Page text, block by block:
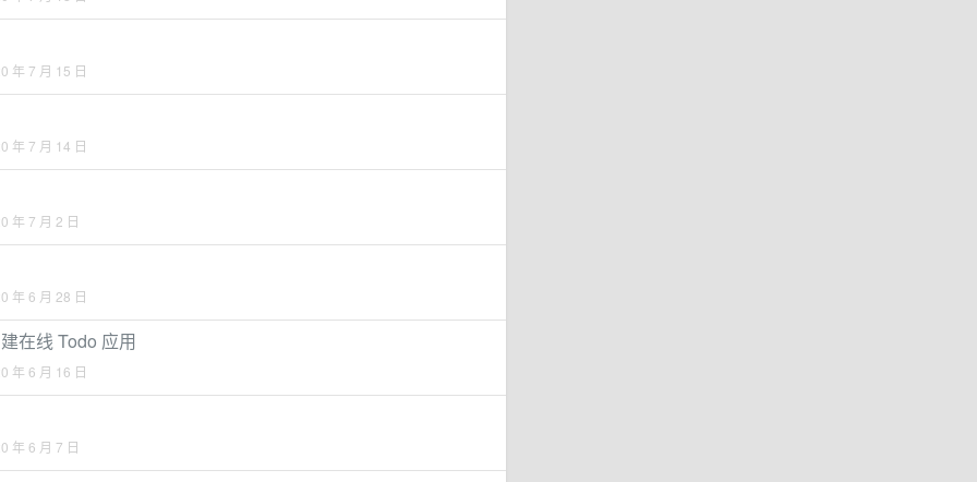
年 7 月 15 日
年 7 月 14 日
年 7 月 2 日
年 6 月 28 日
在线 Todo 应用
年 6 月 16 日
年 6 月 7 日